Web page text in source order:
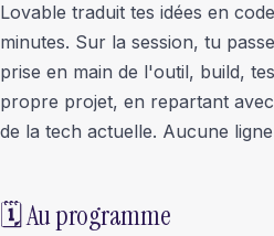
Lovable traduit tes idées en
minutes. Sur la session, tu
prise en main de l'outil, build,
propre projet, en repartant
de la tech actuelle. Aucune
🗓 Au programme